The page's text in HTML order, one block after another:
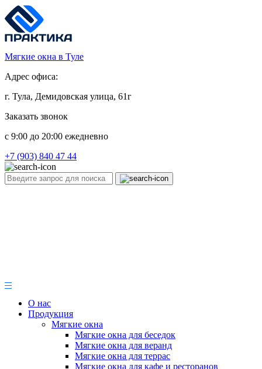
Мягкие окна в Туле
Адрес офиса:
г. Тула, Демидовская улица, 61г
Заказать звонок
c 9:00 до 20:00 ежедневно
+7 (903) 840 47 44
О нас
Продукция
Мягкие окна
Мягкие окна для беседок
Мягкие окна для веранд
Мягкие окна для террас
Мягкие окна для кафе и ресторанов